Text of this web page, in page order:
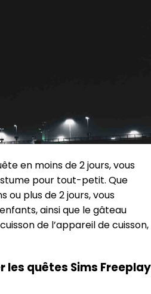
en moins de 2 jours, vous
pour tout-petit. Que
ou plus de 2 jours, vous
ainsi que le gâteau
de l’appareil de cuisson,
quêtes Sims Freeplay